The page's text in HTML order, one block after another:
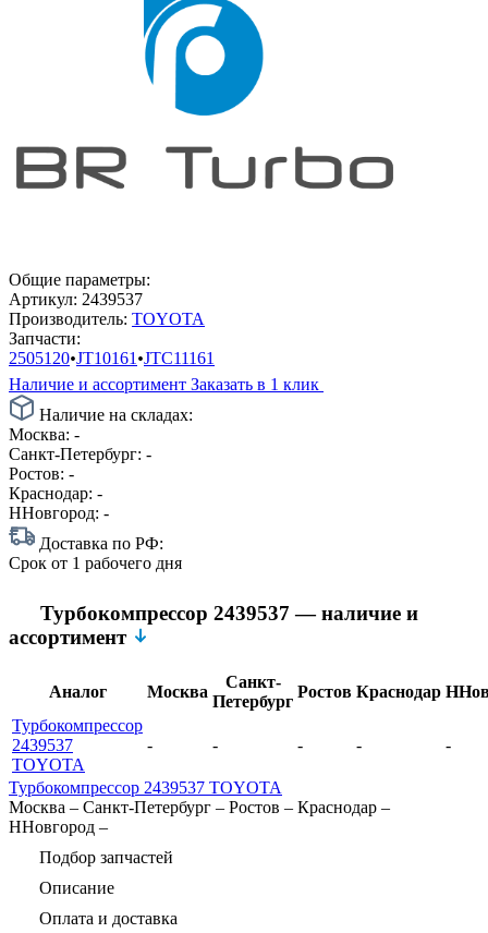
Общие параметры:
Артикул: 2439537
Производитель: TOYOTA
Запчасти:
2505120•JT10161 •JTC11161
Наличие и ассортимент Заказать в 1 клик
Наличие на складах:
Москва: -
Санкт-Петербург: -
Ростов: -
Краснодар: -
ННовгород: -
Доставка по РФ:
Срок от 1 рабочего дня
Турбокомпрессор 2439537 — наличие и
ассортимент
Аналог Москва
Санкт-
Петербург
Ростов Краснодар
Турбокомпрессор
2439537
TOYOTA
- - - - -
Турбокомпрессор 2439537 TOYOTA
Москва – Санкт-Петербург – Ростов – Краснодар –
ННовгород –
Подбор запчастей
Описание
Оплата и доставка